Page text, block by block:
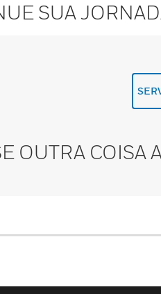
SUA
OUTRA COISA